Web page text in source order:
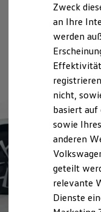
Laden
Laden
Batterie
Kosten und
E-
Software
Die
ID.
Zweck
an Ihre
werden
Effektivität
nicht,
basiert
sowie
anderen
geteilt
relevante
Dienste